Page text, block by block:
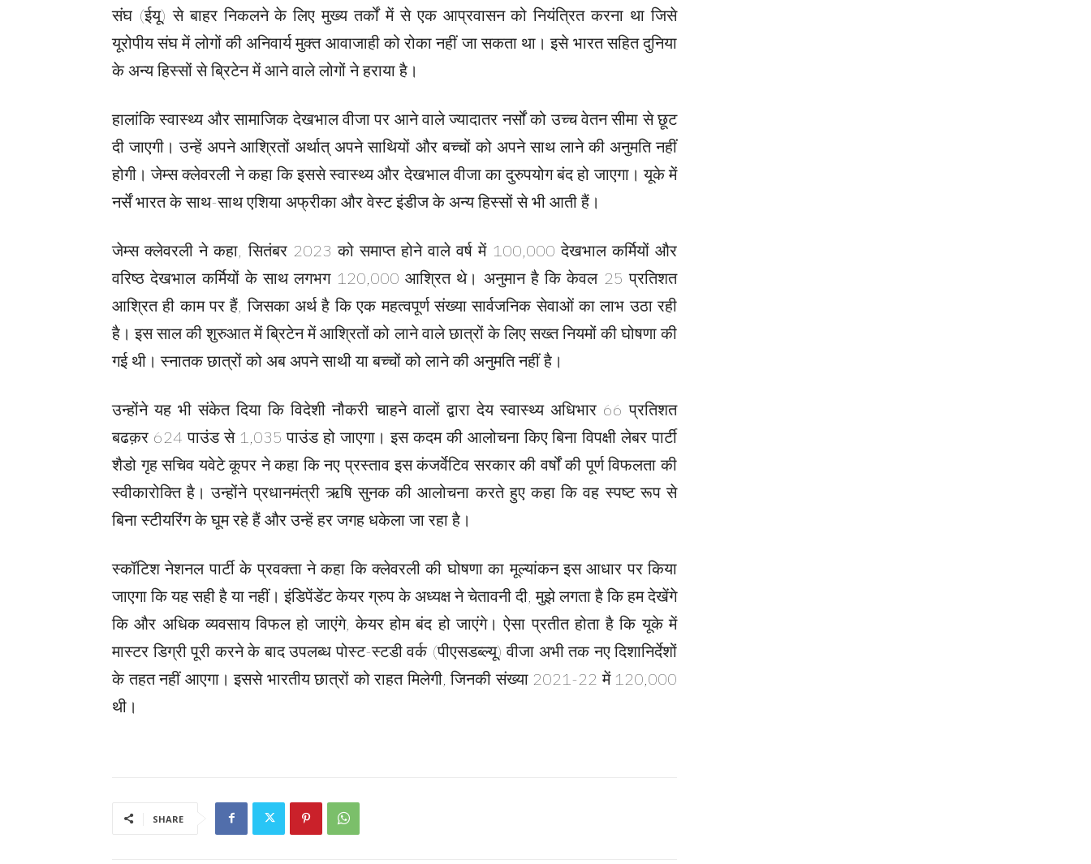
संघ (ईयू) से बाहर निकलने के लिए मुख्य तर्कों में से एक आप्रवासन को नियंत्रित करना था जिसे
यूरोपीय संघ में लोगों की अनिवार्य मुक्त आवाजाही को रोका नहीं जा सकता था। इसे भारत सहित दुनिया
के अन्य हिस्सों से ब्रिटेन में आने वाले लोगों ने हराया है।
हालांकि स्वास्थ्य और सामाजिक देखभाल वीजा पर आने वाले ज्यादातर नर्सों को उच्च वेतन सीमा से छूट
दी जाएगी। उन्हें अपने आश्रितों अर्थात् अपने साथियों और बच्चों को अपने साथ लाने की अनुमति नहीं
होगी। जेम्स क्लेवरली ने कहा कि इससे स्वास्थ्य और देखभाल वीजा का दुरुपयोग बंद हो जाएगा। यूके में
नर्सें भारत के साथ-साथ एशिया अफ्रीका और वेस्ट इंडीज के अन्य हिस्सों से भी आती हैं।
जेम्स क्लेवरली ने कहा, सितंबर 2023 को समाप्त होने वाले वर्ष में 100,000 देखभाल कर्मियों और
वरिष्ठ देखभाल कर्मियों के साथ लगभग 120,000 आश्रित थे। अनुमान है कि केवल 25 प्रतिशत
आश्रित ही काम पर हैं, जिसका अर्थ है कि एक महत्वपूर्ण संख्या सार्वजनिक सेवाओं का लाभ उठा रही
है। इस साल की शुरुआत में ब्रिटेन में आश्रितों को लाने वाले छात्रों के लिए सख्त नियमों की घोषणा की
गई थी। स्नातक छात्रों को अब अपने साथी या बच्चों को लाने की अनुमति नहीं है।
उन्होंने यह भी संकेत दिया कि विदेशी नौकरी चाहने वालों द्वारा देय स्वास्थ्य अधिभार 66 प्रतिशत
बढक़र 624 पाउंड से 1,035 पाउंड हो जाएगा। इस कदम की आलोचना किए बिना विपक्षी लेबर पार्टी
शैडो गृह सचिव यवेटे कूपर ने कहा कि नए प्रस्ताव इस कंजर्वेटिव सरकार की वर्षों की पूर्ण विफलता की
स्वीकारोक्ति है। उन्होंने प्रधानमंत्री ऋषि सुनक की आलोचना करते हुए कहा कि वह स्पष्ट रूप से
बिना स्टीयरिंग के घूम रहे हैं और उन्हें हर जगह धकेला जा रहा है।
स्कॉटिश नेशनल पार्टी के प्रवक्ता ने कहा कि क्लेवरली की घोषणा का मूल्यांकन इस आधार पर किया
जाएगा कि यह सही है या नहीं। इंडिपेंडेंट केयर ग्रुप के अध्यक्ष ने चेतावनी दी, मुझे लगता है कि हम देखेंगे
कि और अधिक व्यवसाय विफल हो जाएंगे, केयर होम बंद हो जाएंगे। ऐसा प्रतीत होता है कि यूके में
मास्टर डिग्री पूरी करने के बाद उपलब्ध पोस्ट-स्टडी वर्क (पीएसडब्ल्यू) वीजा अभी तक नए दिशानिर्देशों
के तहत नहीं आएगा। इससे भारतीय छात्रों को राहत मिलेगी, जिनकी संख्या 2021-22 में 120,000
थी।
SHARE